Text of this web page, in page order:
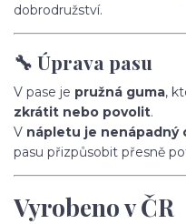
dobrodružství.
🔧 Úprava pasu
V pase je pružná guma,
zkrátit nebo povolit.
V nápletu je nenápadný
pasu přizpůsobit přesně
Vyrobeno v ČR